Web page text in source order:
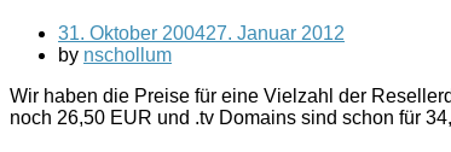
31. Oktober 200427. Januar 2012
by nschollum
Wir haben die Preise für eine Vielzahl der
noch 26,50 EUR und .tv Domains sind schon für